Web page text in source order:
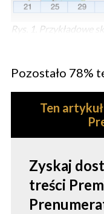
Rys. 1. Przykładowe
Pozostało 78%
Ten
Zyskaj
treści